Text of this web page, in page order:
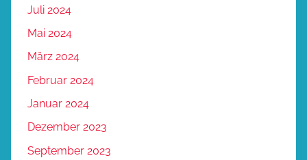
Juli 2024
Mai 2024
März 2024
Februar 2024
Januar 2024
Dezember 2023
September 2023